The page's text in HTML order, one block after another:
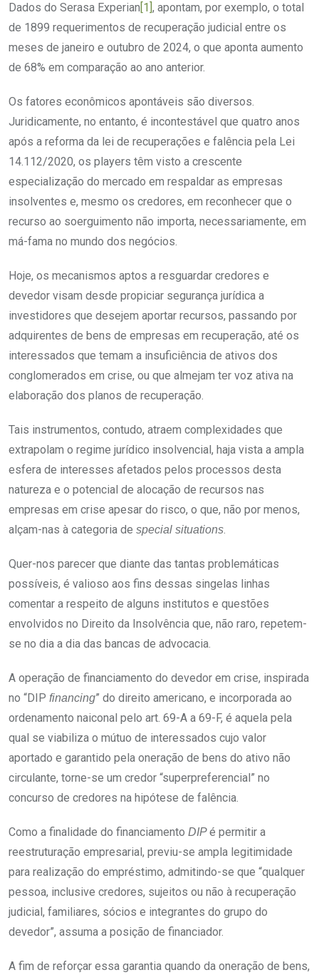
Dados do Serasa Experian[1], apontam, por exemplo, o total
de 1899 requerimentos de recuperação judicial entre os
meses de janeiro e outubro de 2024, o que aponta aumento
de 68% em comparação ao ano anterior.
Os fatores econômicos apontáveis são diversos.
Juridicamente, no entanto, é incontestável que quatro anos
após a reforma da lei de recuperações e falência pela Lei
14.112/2020, os players têm visto a crescente
especialização do mercado em respaldar as empresas
insolventes e, mesmo os credores, em reconhecer que o
recurso ao soerguimento não importa, necessariamente, em
má-fama no mundo dos negócios.
Hoje, os mecanismos aptos a resguardar credores e
devedor visam desde propiciar segurança jurídica a
investidores que desejem aportar recursos, passando por
adquirentes de bens de empresas em recuperação, até os
interessados que temam a insuficiência de ativos dos
conglomerados em crise, ou que almejam ter voz ativa na
elaboração dos planos de recuperação.
Tais instrumentos, contudo, atraem complexidades que
extrapolam o regime jurídico insolvencial, haja vista a ampla
esfera de interesses afetados pelos processos desta
natureza e o potencial de alocação de recursos nas
empresas em crise apesar do risco, o que, não por menos,
alçam-nas à categoria de special situations.
Quer-nos parecer que diante das tantas problemáticas
possíveis, é valioso aos fins dessas singelas linhas
comentar a respeito de alguns institutos e questões
envolvidos no Direito da Insolvência que, não raro, repetem-
se no dia a dia das bancas de advocacia.
A operação de financiamento do devedor em crise, inspirada
no “DIP financing” do direito americano, e incorporada ao
ordenamento naiconal pelo art. 69-A a 69-F, é aquela pela
qual se viabiliza o mútuo de interessados cujo valor
aportado e garantido pela oneração de bens do ativo não
circulante, torne-se um credor “superpreferencial” no
concurso de credores na hipótese de falência.
Como a finalidade do financiamento DIPé permitir a
reestruturação empresarial, previu-se ampla legitimidade
para realização do empréstimo, admitindo-se que “qualquer
pessoa, inclusive credores, sujeitos ou não à recuperação
judicial, familiares, sócios e integrantes do grupo do
devedor”, assuma a posição de financiador.
A fim de reforçar essa garantia quando da oneração de bens,